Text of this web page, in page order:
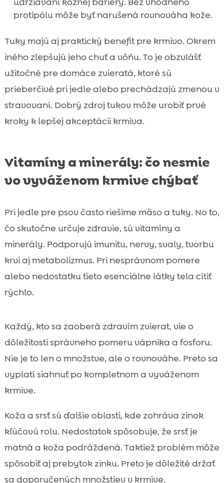
protipólu môže byť narušená rovnováha kože.
Tuky majú aj praktický benefit pre krmivo. Okrem
iného zlepšujú jeho chuť a vôňu. To je obzvlášť
užitočné pre domáce zvieratá, ktoré sú
prieberčivé pri jedle alebo prechádzajú zmenou v
stravovaní. Dobrý zdroj tukov môže urobiť prvé
kroky k lepšej akceptácii krmiva.
Vitamíny a minerály: čo nesmie
vo vyváženom krmive chýbať
Pri jedle pre psov často riešime mäso a tuky. No to,
čo skutočne určuje zdravie, sú vitamíny a
minerály. Podporujú imunitu, nervy, svaly, tvorbu
krvi aj metabolizmus. Pri nesprávnom pomere
alebo nedostatku tieto esenciálne látky tela cítiť
rýchlo.
Každý, kto sa zaoberá zdravím zvierat, vie o
dôležitosti správneho pomeru vápnika a fosforu.
Nie je to len o množstve, ale o rovnováhe. Preto sa
vyplatí siahnuť po kompletnom a vyváženom
krmive.
Koža a srsť sú ďalšie oblasti, kde zohráva zinok
kľúčovú rolu. Nedostatok spôsobuje, že srsť je
matná a koža podráždená. Taktiež problém môže
spôsobiť aj prebytok zinku. Preto je dôležité držať
sa doporučených množstiev v krmive.